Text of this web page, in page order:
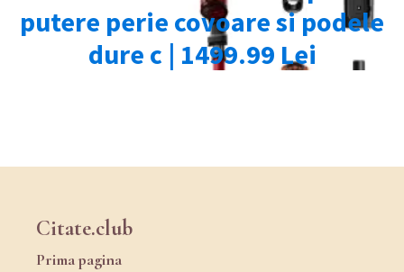
Citate.club
Prima pagina